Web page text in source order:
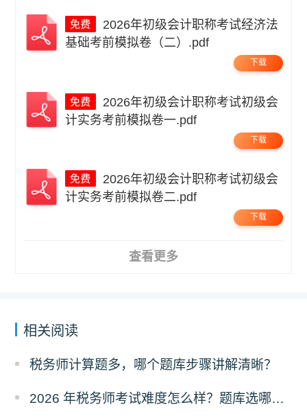
基础考前模拟卷（二）.pdf
下载
计实务考前模拟卷一.pdf
下载
计实务考前模拟卷二.pdf
下载
查看更多
相关阅读
税务师计算题多，哪个题库步骤讲解清晰？
2026 年税务师考试难度怎么样？题库选哪家的好？